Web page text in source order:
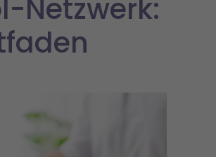
Netzwerk: